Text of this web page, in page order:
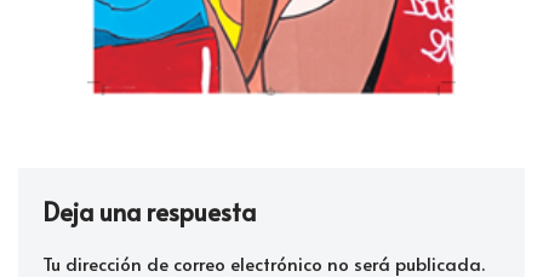
Deja una respuesta
Tu dirección de correo electrónico no será publicada.